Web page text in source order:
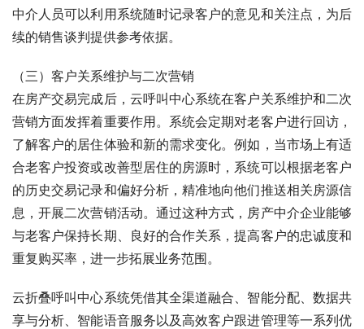
中介人员可以利用系统随时记录客户的意见和关注点，为后
续的销售谈判提供参考依据。
（三）客户关系维护与二次营销
在房产交易完成后，云呼叫中心系统在客户关系维护和二次
营销方面发挥着重要作用。系统会定期对老客户进行回访，
了解客户的居住体验和新的需求变化。例如，当市场上有适
合老客户投资或改善型居住的房源时，系统可以根据老客户
的历史交易记录和偏好分析，精准地向他们推送相关房源信
息，开展二次营销活动。通过这种方式，房产中介企业能够
与老客户保持长期、良好的合作关系，提高客户的忠诚度和
重复购买率，进一步拓展业务范围。
云折叠呼叫中心系统凭借其全渠道融合、智能分配、数据共
享与分析、智能语音服务以及高效客户跟进管理等一系列优